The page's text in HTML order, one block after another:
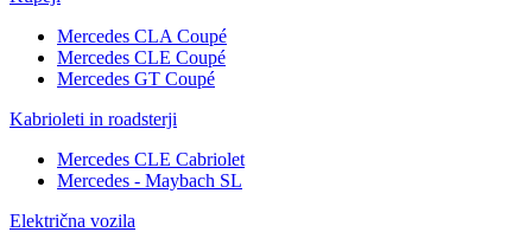
Mercedes CLA Coupé
Mercedes CLE Coupé
Mercedes GT Coupé
Kabrioleti in roadsterji
Mercedes CLE Cabriolet
Mercedes - Maybach SL
Električna vozila